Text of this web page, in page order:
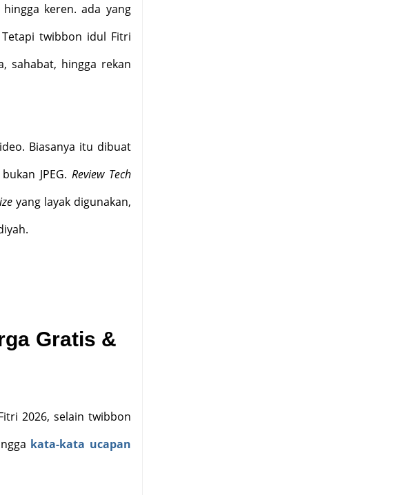
keren. ada yang
twibbon idul Fitri
sahabat, hingga rekan
Biasanya itu dibuat
JPEG. Review Tech
yang layak digunakan,
Gratis &
2026, selain twibbon
kata-kata ucapan